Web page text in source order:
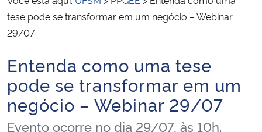
Ministério da Economia
Ministério da Infraestrutura
Ministério da Agricultura, Pecuária e Abastecimento
tese pode se transformar em um negócio – Webinar
29/07
Início do conteúdo
Entenda como uma tese
pode se transformar em um
negócio – Webinar 29/07
Evento ocorre no dia 29/07, às 10h.